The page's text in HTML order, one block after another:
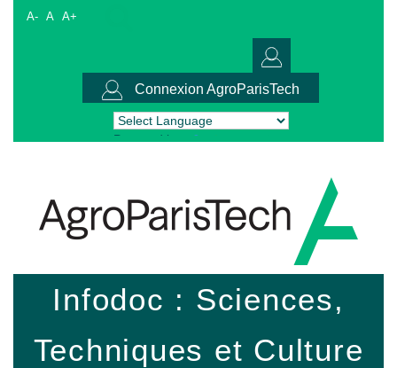
A- A A+
Connexion AgroParisTech
Powered by Translate
Infodoc : Sciences,
Techniques et Culture